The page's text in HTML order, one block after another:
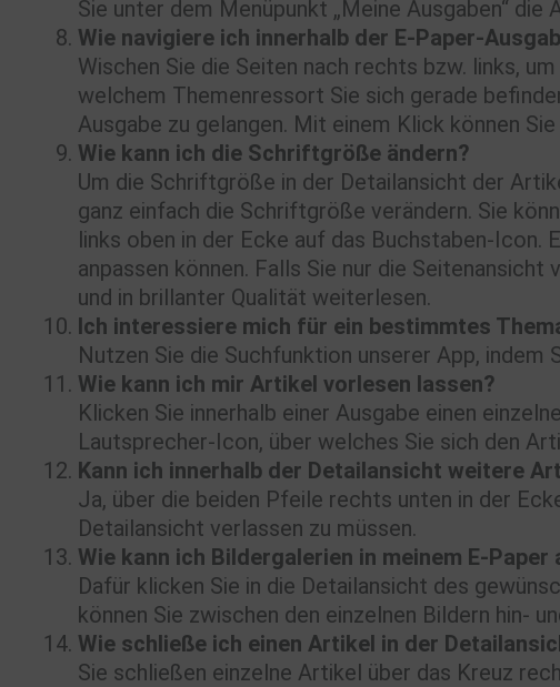
Sie unter dem Menüpunkt „Meine Ausgaben“ die
Wie navigiere ich innerhalb der E-Paper-
Wischen Sie die Seiten nach rechts bzw. links,
welchem Themenressort Sie sich gerade
Ausgabe zu gelangen. Mit einem Klick können
Wie kann ich die Schriftgröße ändern?
Um die Schriftgröße in der Detailansicht der
ganz einfach die Schriftgröße verändern. Sie
links oben in der Ecke auf das Buchstaben-
anpassen können. Falls Sie nur die
und in brillanter Qualität weiterlesen.
Ich interessiere mich für ein bestimmtes
Nutzen Sie die Suchfunktion unserer App,
Wie kann ich mir Artikel vorlesen lassen?
Klicken Sie innerhalb einer Ausgabe einen
Lautsprecher-Icon, über welches Sie sich den
Kann ich innerhalb der Detailansicht weitere
Ja, über die beiden Pfeile rechts unten in der
Detailansicht verlassen zu müssen.
Wie kann ich Bildergalerien in meinem E-Paper
Dafür klicken Sie in die Detailansicht des
können Sie zwischen den einzelnen Bildern hin-
Wie schließe ich einen Artikel in der
Sie schließen einzelne Artikel über das Kreuz